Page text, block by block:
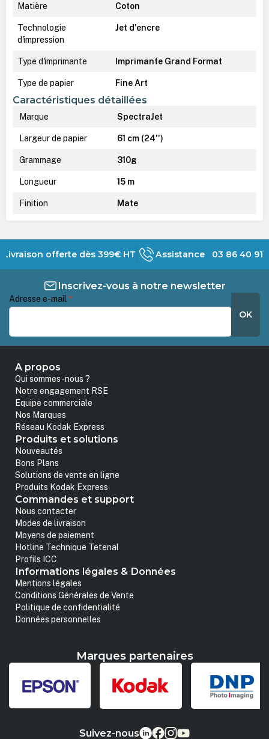
Matière Coton
Technologie
d'impression
Jet d'encre
Type d'imprimante Imprimante Grand Format
Type de papier Fine Art
Caractéristiques détaillées
Marque SpectraJet
Largeur de papier 61 cm (24'')
Grammage 310g
Longueur 15 m
Finition Mate
Livraison offerte dès 399€ HT Assistance 03 86 40 91
Inscrivez-vous à notre newsletter
Adresse e-mail *
OK
A propos
Qui sommes-nous ?
Notre engagement RSE
Equipe commerciale
Nos Marques
Réseau Kodak Express
Produits et solutions
Nouveautés
Bons Plans
Solutions de vente en ligne
Produits Kodak Express
Commandes et support
Nous contacter
Modes de livraison
Moyens de paiement
Hotline Technique Tetenal
Profils ICC
Informations légales & Données
Mentions légales
Conditions Générales de Vente
Politique de confidentialité
Données personnelles
Marques partenaires
Suivez-nous